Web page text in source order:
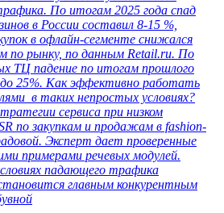
По итогам 2025 года спад
в России составил 8-15 %,
в офлайн-сегменте снижался
по рынку, по данным Retail.ru. По
ТЦ падение по итогам прошлого
25%. Как эффективно работать
в таких непростых условиях?
сервиса при низком
по закупкам и продажам в fashion-
Эксперт дает проверенные
примерами речевых модулей.
падающего трафика
главным конкурентным